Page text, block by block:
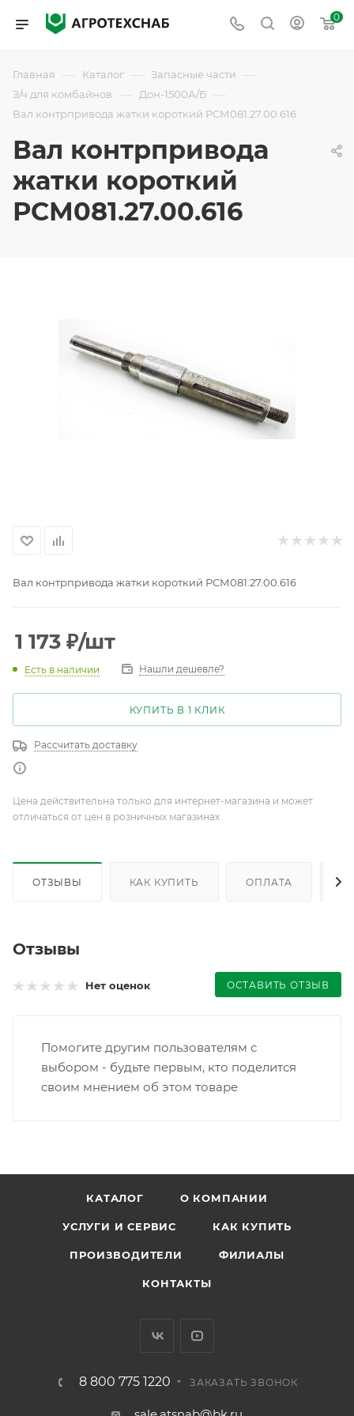
0
Главная — Каталог — Запасные части —
З/ч для комбайнов — Дон-1500А/Б —
Вал контрпривода жатки короткий РСМ081.27.00.616
Вал контрпривода
жатки короткий
РСМ081.27.00.616
Вал контрпривода жатки короткий РСМ081.27.00.616
1 173 ₽/шт
Есть в наличии Нашли дешевле?
КУПИТЬ В 1 КЛИК
Рассчитать доставку
Цена действительна только для интернет-магазина и может
отличаться от цен в розничных магазинах
ОТЗЫВЫ КАК КУПИТЬ ОПЛАТА
Отзывы
Нет оценок ОСТАВИТЬ ОТЗЫВ
Помогите другим пользователям с
выбором - будьте первым, кто поделится
своим мнением об этом товаре
КАТАЛОГ О КОМПАНИИ
УСЛУГИ И СЕРВИС КАК КУПИТЬ
ПРОИЗВОДИТЕЛИ ФИЛИАЛЫ
КОНТАКТЫ
8 800 775 1220 ЗАКАЗАТЬ ЗВОНОК